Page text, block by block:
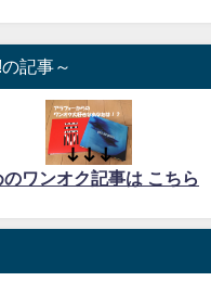
記事～
ワンオク記事は こちら